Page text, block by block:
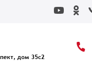
дом 35с2